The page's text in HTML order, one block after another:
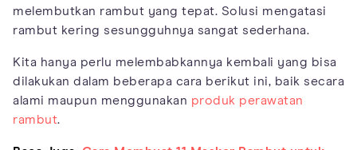
melembutkan rambut yang tepat. Solusi mengatasi
rambut kering sesungguhnya sangat sederhana.
Kita hanya perlu melembabkannya kembali yang bisa
dilakukan dalam beberapa cara berikut ini, baik secara
alami maupun menggunakan produk perawatan
rambut.